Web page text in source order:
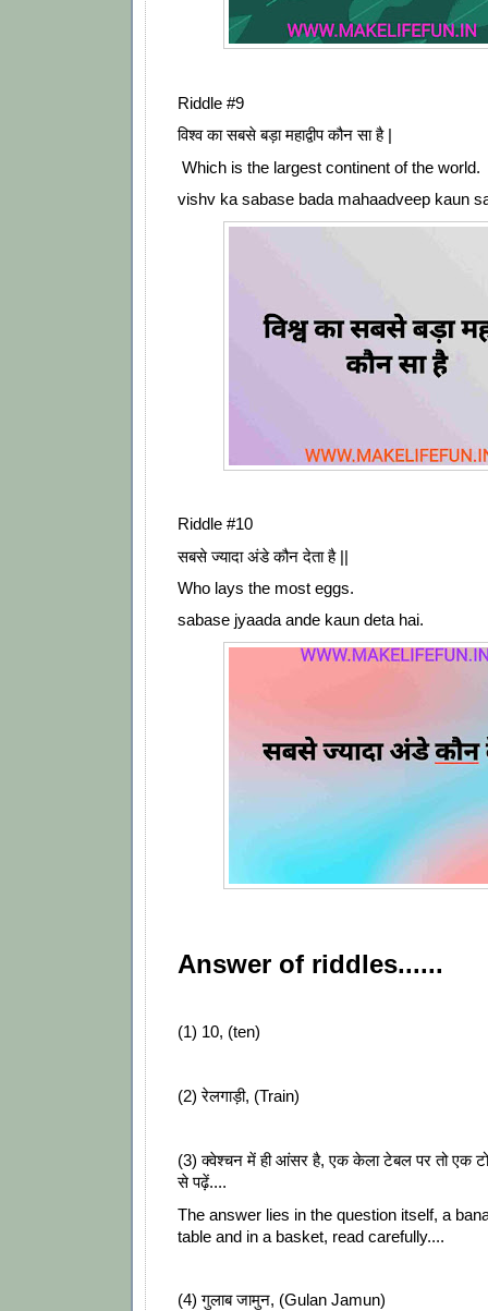
Riddle #9
विश्व का सबसे बड़ा महाद्वीप कौन सा है |
Which is the largest continent of the world.
vishv ka sabase bada mahaadveep kaun
Riddle #10
सबसे ज्यादा अंडे कौन देता है ||
Who lays the most eggs.
sabase jyaada ande kaun deta hai.
Answer of riddles......
(1) 10, (ten)
(2) रेलगाड़ी, (Train)
(3) क्वेश्चन में ही आंसर है, एक केला टेबल पर तो एक
से पढ़ें....
The answer lies in the question itself, a
table and in a basket, read carefully....
(4) गुलाब जामुन, (Gulan Jamun)